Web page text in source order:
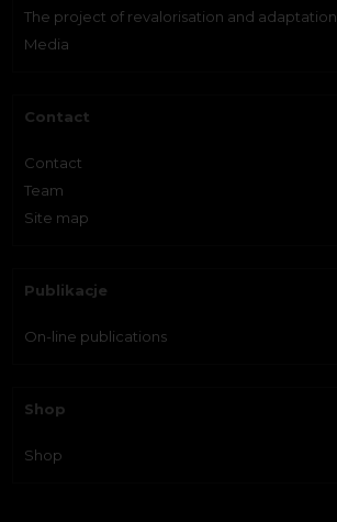
The project of revalorisation and adaptation
Media
Contact
Contact
Team
Site map
Publikacje
On-line publications
Shop
Shop